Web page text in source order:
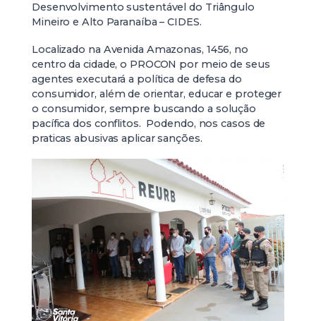
Desenvolvimento sustentável do Triângulo
Mineiro e Alto Paranaíba – CIDES.
Localizado na Avenida Amazonas, 1456, no
centro da cidade, o PROCON por meio de seus
agentes executará a política de defesa do
consumidor, além de orientar, educar e proteger
o consumidor, sempre buscando a solução
pacífica dos conflitos. Podendo, nos casos de
praticas abusivas aplicar sanções.